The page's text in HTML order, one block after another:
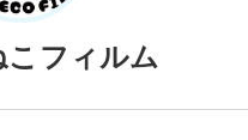
こフィルム